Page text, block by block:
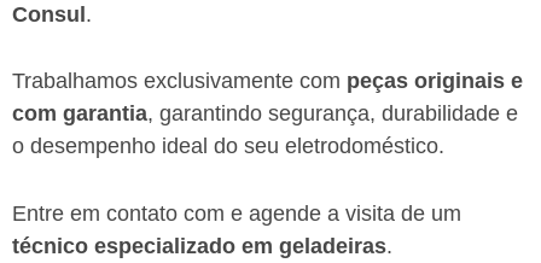
Consul.
Trabalhamos exclusivamente com peças originais e
com garantia, garantindo segurança, durabilidade e
o desempenho ideal do seu eletrodoméstico.
Entre em contato com e agende a visita de um
técnico especializado em geladeiras.